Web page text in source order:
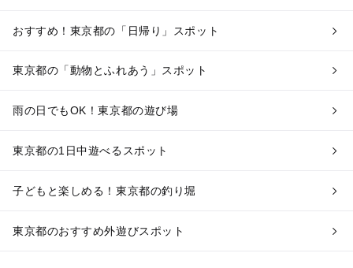
おすすめ！東京都の「日帰り」スポット
東京都の「動物とふれあう」スポット
雨の日でもOK！東京都の遊び場
東京都の1日中遊べるスポット
子どもと楽しめる！東京都の釣り堀
東京都のおすすめ外遊びスポット